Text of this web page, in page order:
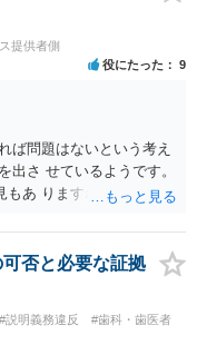
提供者側
役にたった 9
ば問題はないという考え
出さ せているようです。
もあ りますね。 また患者
ようです。 したがって、
なることは、まったくあ
とってやめたほう がいい
否と必要な証拠
#説明義務違反
#歯科・歯医者